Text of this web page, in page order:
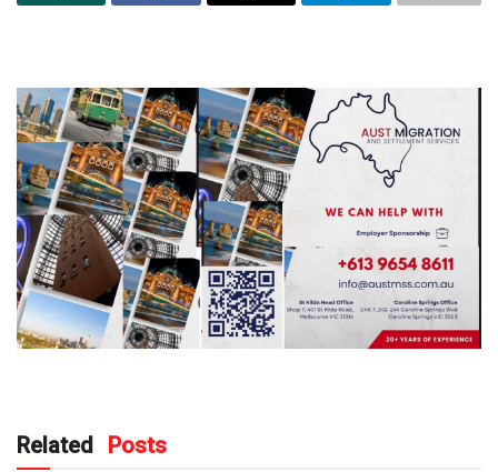
Related Posts